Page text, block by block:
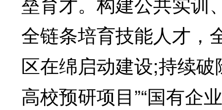
全链条培育技能人才，
区在绵启动建设;持续
高校预研项目”“国有企